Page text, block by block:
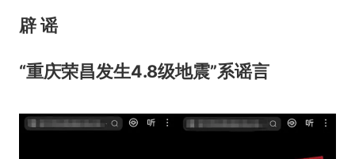
辟 谣
“重庆荣昌发生4.8级地震”系谣言